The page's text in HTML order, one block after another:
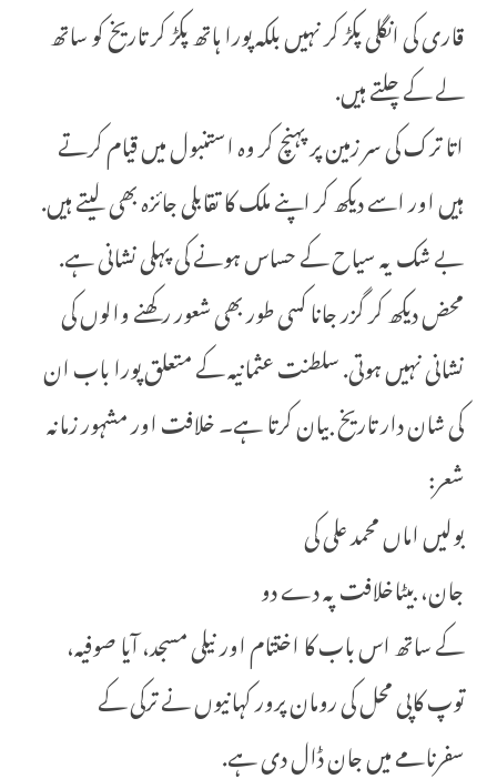
قاری کی انگلی پکڑ کر نہیں بلکہ پورا ہاتھ پکڑ کر تاریخ کو ساتھ
لے کے چلتے ہیں.
اتا ترک کی سر زمین پر پہنچ کر وہ استنبول میں قیام کرتے
ہیں اور اسے دیکھ کر اپنے ملک کا تقابلی جائزہ بھی لیتے ہیں.
بے شک یہ سیاح کے حساس ہونے کی پہلی نشانی ہے.
محض دیکھ کر گزر جانا کسی طور بھی شعور رکھنے والوں کی
نشانی نہیں ہوتی. سلطنت عثمانیہ کے متعلق پورا باب ان
کی شان دار تاریخ بیان کرتا ہے۔ خلافت اور مشہور زمانہ
شعر:
بولیں اماں محمد علی کی
جان، بیٹاخلافت پہ دے دو
کے ساتھ اس باب کا اختتام اور نیلی مسجد، آیا صوفیہ،
توپ کاپی محل کی رومان پرور کہانیوں نے ترکی کے
سفرنامے میں جان ڈال دی ہے.